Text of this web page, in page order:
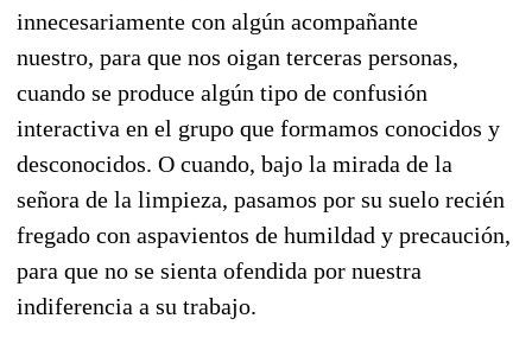
innecesariamente con algún acompañante
nuestro, para que nos oigan terceras personas,
cuando se produce algún tipo de confusión
interactiva en el grupo que formamos conocidos y
desconocidos. O cuando, bajo la mirada de la
señora de la limpieza, pasamos por su suelo recién
fregado con aspavientos de humildad y precaución,
para que no se sienta ofendida por nuestra
indiferencia a su trabajo.